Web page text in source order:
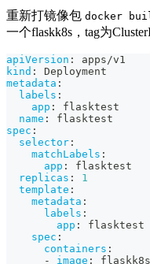
重新打镜像包 docker
一个flaskk8s，tag为
apiVersion :
apps/v1
kind :
Deployment
metadata :
labels :
app :
flasktest
name :
flasktest
spec :
selector :
matchLabels :
app :
flasktest
replicas :
1
template :
metadata :
labels :
app :
flasktest
spec :
containers :
-
image : flaskk8s